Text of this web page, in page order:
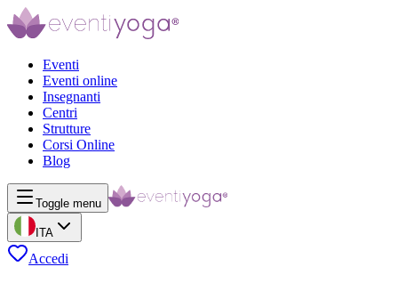
Eventi
Eventi online
Insegnanti
Centri
Strutture
Corsi Online
Blog
Toggle menu
ITA
Accedi